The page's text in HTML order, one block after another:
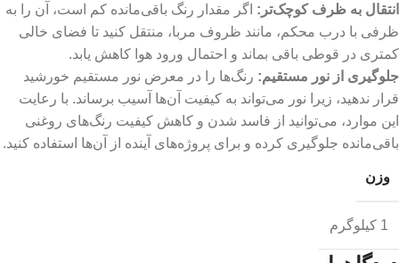
انتقال به ظرف کوچک‌تر : اگر مقدار رنگ باقی‌مانده کم است، آن را به
ظرفی با درب محکم، مانند ظروف مربا، منتقل کنید تا فضای خالی
کمتری در قوطی باقی بماند و احتمال ورود هوا کاهش یابد.
جلوگیری از نور مستقیم: رنگ‌ها را در معرض نور مستقیم خورشید
قرار ندهید، زیرا نور می‌تواند به کیفیت آن‌ها آسیب برساند. با رعایت
این موارد، می‌توانید از فاسد شدن و کاهش کیفیت رنگ‌های روغنی
باقی‌مانده جلوگیری کرده و برای پروژه‌های آینده از آن‌ها استفاده کنید.
وزن
1 کیلوگرم